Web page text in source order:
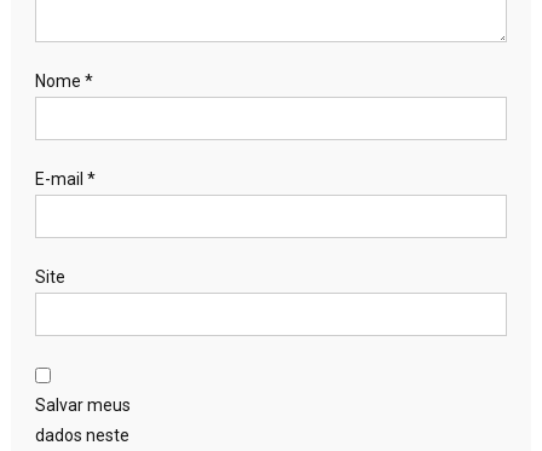
Nome *
E-mail *
Site
Salvar meus
dados neste